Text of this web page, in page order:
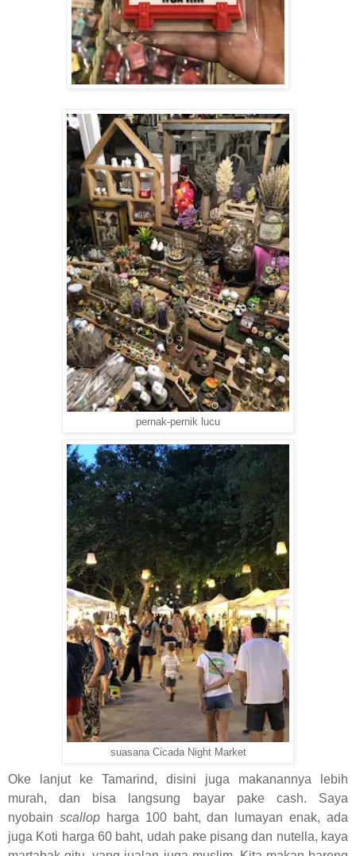
pernak-pernik lucu
suasana Cicada Night Market
Oke lanjut ke Tamarind, disini juga makanannya lebih
murah, dan bisa langsung bayar pake cash. Saya
nyobain scallopharga 100 baht, dan lumayan enak, ada
juga Koti harga 60 baht, udah pake pisang dan nutella, kaya